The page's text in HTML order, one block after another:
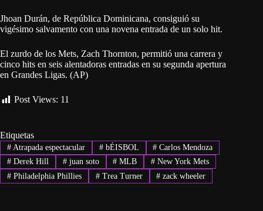
Jhoan Durán, de República Dominicana, consiguió su
vigésimo salvamento con una novena entrada de un solo hit.
El zurdo de los Mets, Zach Thornton, permitió una carrera y
cinco hits en seis alentadoras entradas en su segunda apertura
en Grandes Ligas. (AP)
Post Views: 11
Etiquetas
#Atrapada espectacular #bÉISBOL # Carlos Mendoza
#Derek Hill #juan soto # MLB # New York Mets
#Philadelphia Phillies #Trea Turner # zack wheeler